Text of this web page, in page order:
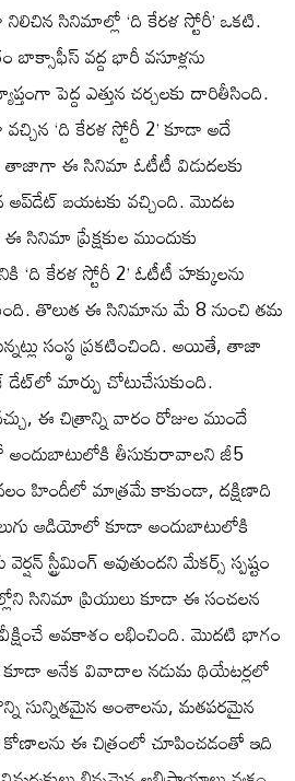
సినిమాల్లో ‘ది కేరళ స్టోరీ’ ఒకటి.
వద్ద భారీ వసూళ్లను
పెద్ద ఎత్తున చర్చలకు దారితీసింది.
‘ది కేరళ స్టోరీ 2’ కూడా అదే
తాజాగా ఈ సినిమా ఓటీటీ విడుదలకు
అప్‌డేట్ బయటకు వచ్చింది. మొదట
సినిమా ప్రేక్షకుల ముందుకు
కేరళ స్టోరీ 2’ ఓటీటీ హక్కులను
తొలుత ఈ సినిమాను మే 8 నుంచి తమ
సంస్థ ప్రకటించింది. అయితే, తాజా
మార్పు చోటుచేసుకుంది.
ఈ చిత్రాన్ని వారం రోజుల ముందే
తీసుకురావాలని జీ5
హిందీలో మాత్రమే కాకుండా, దక్షిణాది
ఆడియోలో కూడా అందుబాటులోకి
స్ట్రీమింగ్ అవుతుందని మేకర్స్ స్పష్టం
సినిమా ప్రియులు కూడా ఈ సంచలన
అవకాశం లభించింది. మొదటి భాగం
కూడా అనేక వివాదాల నడుమ థియేటర్లలో
సున్నితమైన అంశాలను, మతపరమైన
ఈ చిత్రంలో చూపించడంతో ఇది